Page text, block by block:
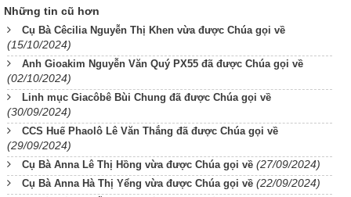
Những tin cũ hơn
Cụ Bà Cêcilia Nguyễn Thị Khen vừa được Chúa gọi về
(15/10/2024)
Anh Gioakim Nguyễn Văn Quý PX55 đã được Chúa gọi về
(02/10/2024)
Linh mục Giacôbê Bùi Chung đã được Chúa gọi về
(30/09/2024)
CCS Huế Phaolô Lê Văn Thắng đã được Chúa gọi về
(29/09/2024)
Cụ Bà Anna Lê Thị Hồng vừa được Chúa gọi về (27/09/2024)
Cụ Bà Anna Hà Thị Yểng vừa được Chúa gọi về (22/09/2024)